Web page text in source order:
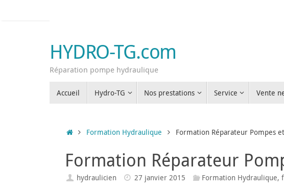
HYDRO-TG.com
Réparation pompe hydraulique
Accueil Hydro-TG Nos prestations Service Vente
AccueilFormation Hydraulique Formation Réparateur Pompes
Formation Réparateur
hydraulicien 27 janvier 2015 Formation Hydraulique,